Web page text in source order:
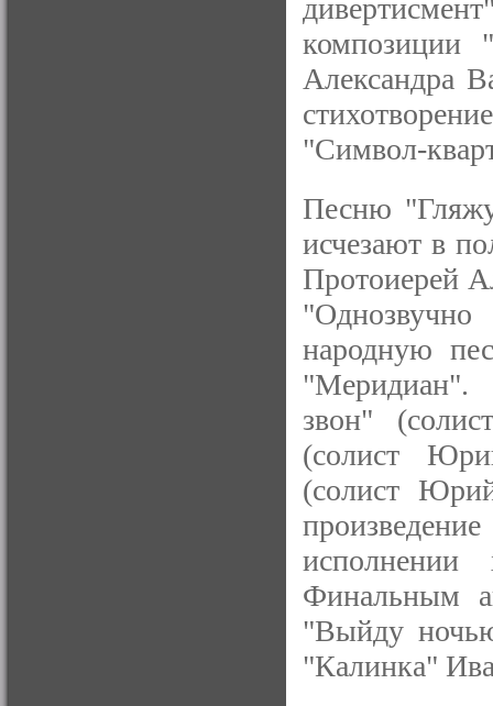
композиции
Александра
"Символ-
Песню
исчезают в
Протоиерей
народную
"Меридиан".
звон"
(солист
(солист
Финальным
"Выйду
"Калинка"